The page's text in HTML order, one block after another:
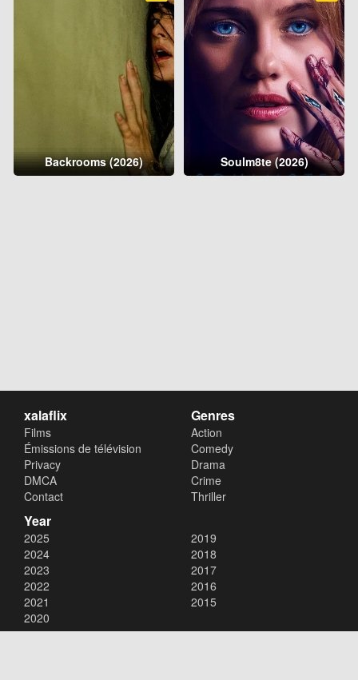
Backrooms (2026) Soulm8te (2026)
xalaflix
Films
Émissions de télévision
Privacy
DMCA
Contact
Genres
Action
Comedy
Drama
Crime
Thriller
Year
2025
2024
2023
2022
2021
2020
2019
2018
2017
2016
2015